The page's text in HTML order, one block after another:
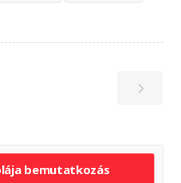
bemutatkozás